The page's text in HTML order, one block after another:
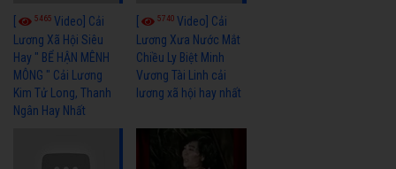
5465 Video] Cải
Lương Xã Hội Siêu
Hay " BỂ HẬN MÊNH
MÔNG " Cải Lương
Kim Tử Long, Thanh
Ngân Hay Nhất
5740Video] Cải
Lương Xưa Nước Mắt
Chiều Ly Biệt Minh
Vương Tài Linh cải
lương xã hội hay nhất